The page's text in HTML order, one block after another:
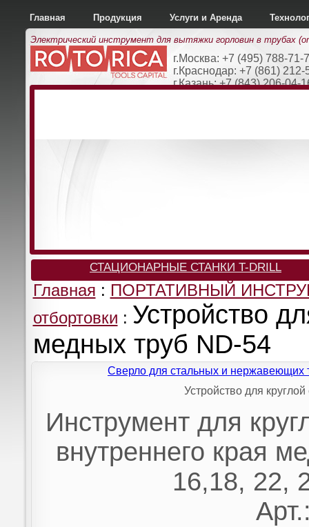
Главная Продукция Услуги и Аренда
г.Москва: +7 (495) 788-71-
г.Краснодар: +7 (861) 212-
г.Казань: +7 (843) 206-04-
Электрический инструмент для вытяжки горловин в трубах
СТАЦИОНАРНЫЕ СТАНКИ T-DRILL
Главная : ПОРТАТИВНЫЙ
отбортовки : Устройство
медных труб ND-54
Сверло для стальных и нержавеющих
Устройство для
Инструмент для
внутреннего края
16,18, 22,